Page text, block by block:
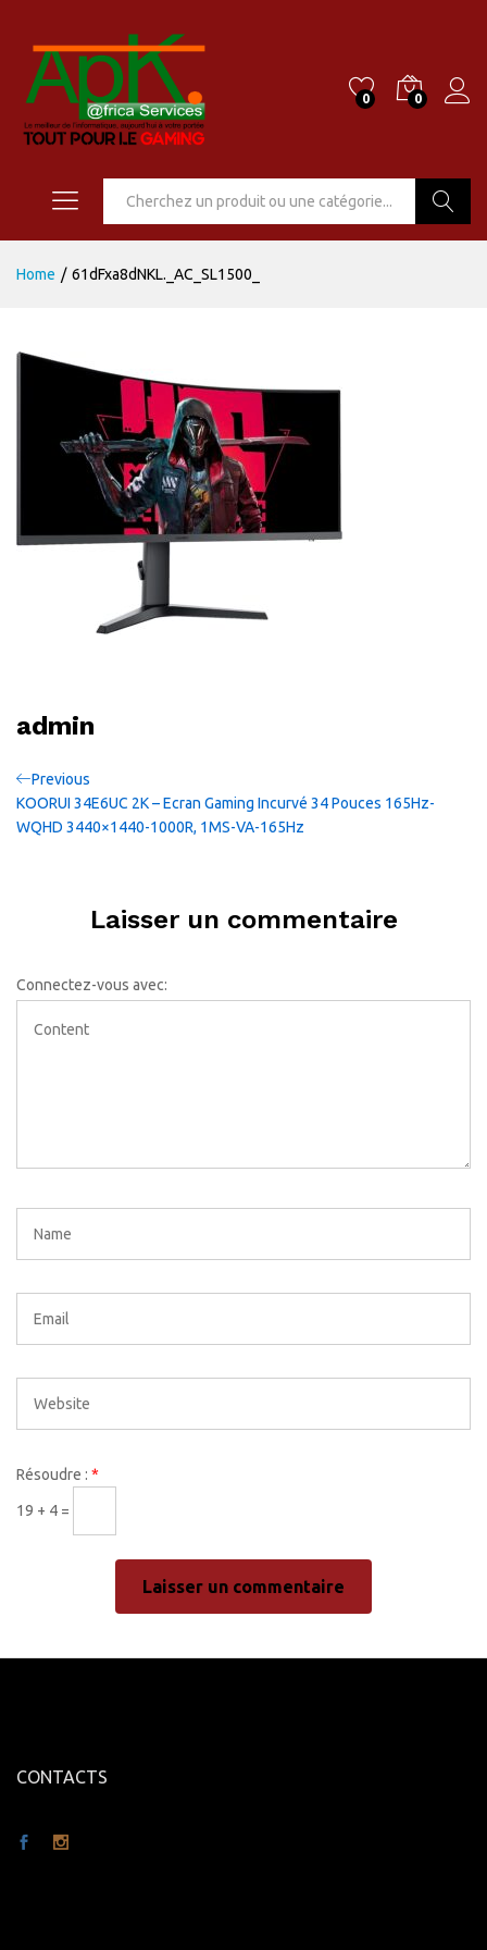
0 0
Home / 61dFxa8dNKL._AC_SL1500_
admin
Navigation
de
Previous
Post
Previous
KOORUI 34E6UC 2K – Ecran Gaming Incurvé 34 Pouces 165Hz-
WQHD 3440×1440-1000R, 1MS-VA-165Hz
Laisser un commentaire
Connectez-vous avec:
Résoudre : *
19 + 4 =
CONTACTS